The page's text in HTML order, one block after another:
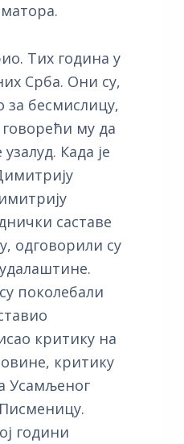
Тих година у
Срба. Они су,
за бесмислицу,
му да
Када је
саставе
одговорили су
поколебали
критику на
критику
Усамљеног
години